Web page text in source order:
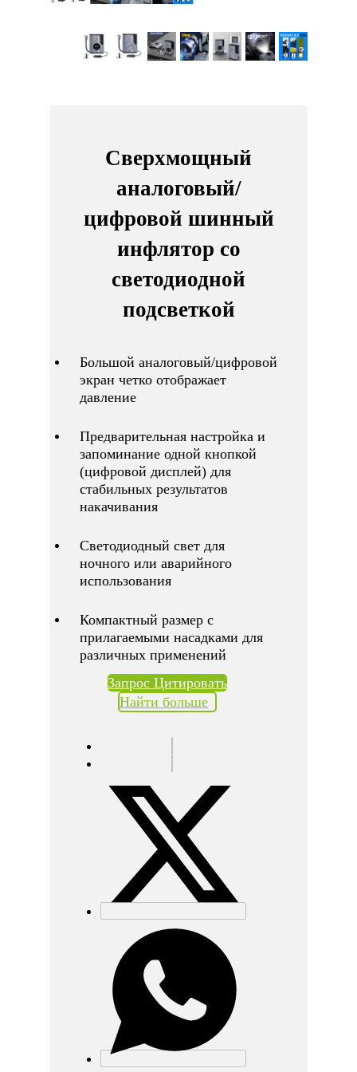
Сверхмощный
аналоговый/
цифровой шинный
инфлятор со
светодиодной
подсветкой
Большой аналоговый/цифровой
экран четко отображает
давление
Предварительная настройка и
запоминание одной кнопкой
(цифровой дисплей) для
стабильных результатов
накачивания
Светодиодный свет для
ночного или аварийного
использования
Компактный размер с
прилагаемыми насадками для
различных применений
Запрос Цитировать
Найти больше